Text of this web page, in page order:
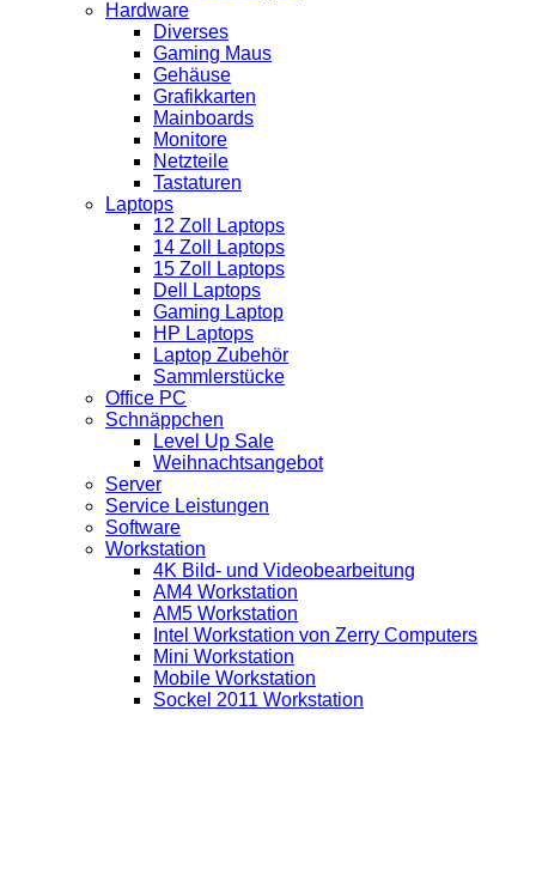
Hardware
Diverses
Gaming Maus
Gehäuse
Grafikkarten
Mainboards
Monitore
Netzteile
Tastaturen
Laptops
12 Zoll Laptops
14 Zoll Laptops
15 Zoll Laptops
Dell Laptops
Gaming Laptop
HP Laptops
Laptop Zubehör
Sammlerstücke
Office PC
Schnäppchen
Level Up Sale
Weihnachtsangebot
Server
Service Leistungen
Software
Workstation
4K Bild- und Videobearbeitung
AM4 Workstation
AM5 Workstation
Intel Workstation von Zerry Computers
Mini Workstation
Mobile Workstation
Sockel 2011 Workstation